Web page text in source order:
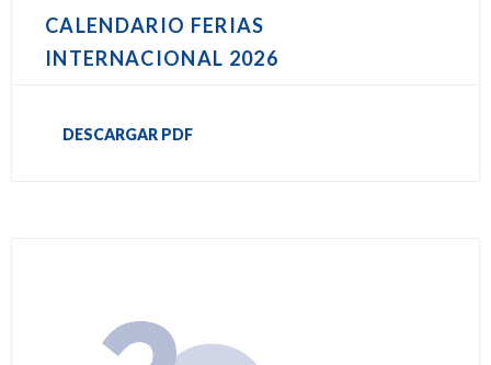
CALENDARIO FERIAS
INTERNACIONAL 2026
DESCARGAR PDF